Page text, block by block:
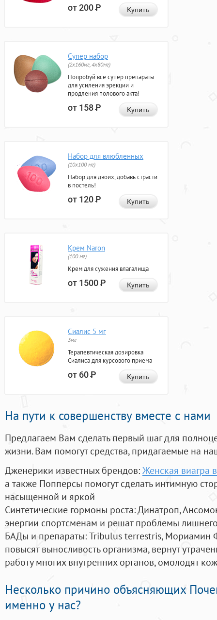
от 200Р Купить
Супер набор
(2х160мг, 4х80мг)
Попробуй все супер препараты
для усиления эрекции и
продления полового акта!
от 158Р Купить
Набор для влюбленных
(10х100 мг)
Набор для двоих, добавь страсти
в постель!
от 120Р Купить
Крем Naron
(100 мг)
Крем для сужения влагалища
от 1500Р Купить
Сиалис 5 мг
5мг
Терапевтическая дозировка
Сиалиса для курсового приема
от 60Р Купить
На пути к совершенству вместе с нами
Предлагаем Вам сделать первый шаг для
жизни. Вам помогут средства, придагаемые на
Дженерики известных брендов:Женская виагра
а также Попперсы помогут сделать интимную
насыщенной и яркой
Синтетические гормоны роста: Динатроп,
энергии спортсменам и решат проблемы
БАДы и препараты:Tribulus terrestris, Мориамин
повысят выносливость организма, вернут
работу многих внутренних органов, омолодят
Несколько причино объясняющих
именно у нас?